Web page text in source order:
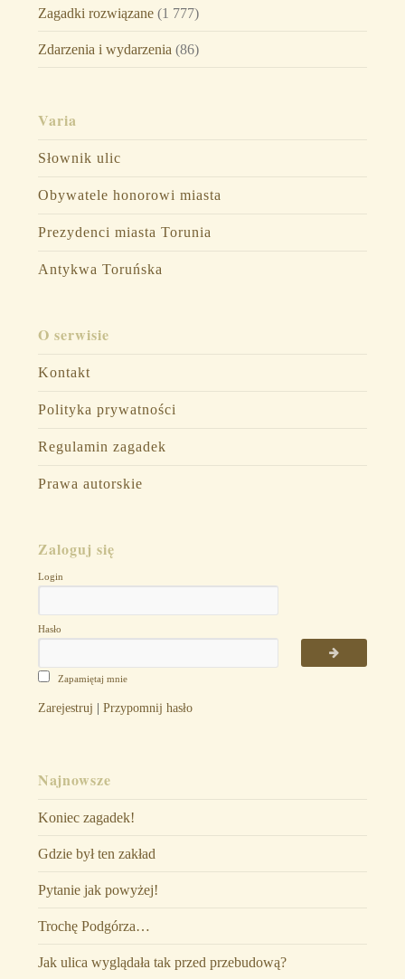
Zagadki rozwiązane(1 777)
Zdarzenia i wydarzenia (86)
Varia
Słownik ulic
Obywatele honorowi miasta
Prezydenci miasta Torunia
Antykwa Toruńska
O serwisie
Kontakt
Polityka prywatności
Regulamin zagadek
Prawa autorskie
Zaloguj się
Login
Hasło
Zapamiętaj mnie
Zarejestruj | Przypomnij hasło
Najnowsze
Koniec zagadek!
Gdzie był ten zakład
Pytanie jak powyżej!
Trochę Podgórza…
Jak ulica wyglądała tak przed przebudową?